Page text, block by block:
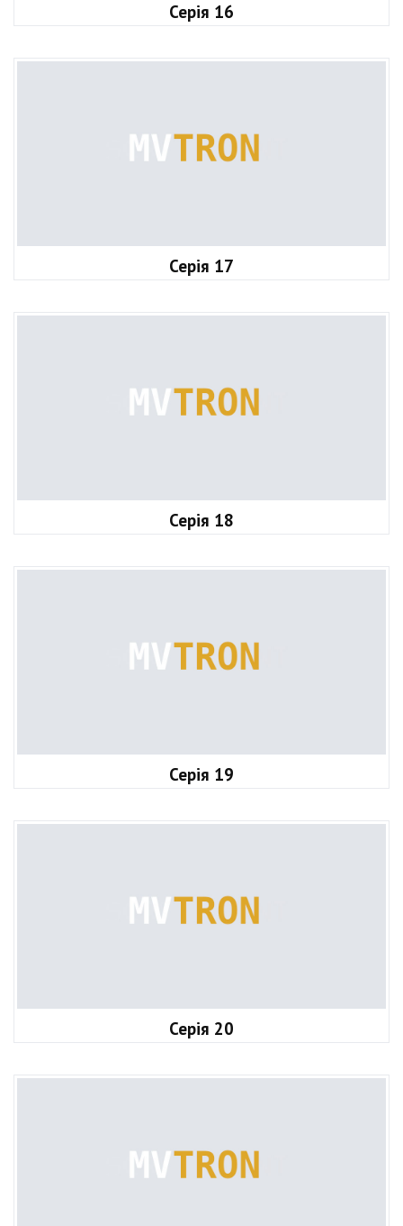
Серія 16
Серія 17
Серія 18
Серія 19
Серія 20